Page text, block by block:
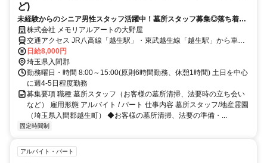
ど)
未経験からのシニア男性スタッフ活躍中！墓所スタッフ募集◎落ち着い
た環境でお仕事はじめませんか！
株式会社 メモリアルアートの大野屋
交通アクセス JR八高線「越生駅」・東武越生線「越生駅」から車で
約10分
日給8,000円
埼玉県入間郡
勤務曜日・時間 8:00～15:00(原則6時間勤務、休憩1時間) 土日を中心
に週4-5日程度勤務
募集要項 職種 墓所スタッフ（お客様の墓所清掃、法要時の立ち会い
など） 雇用形態 アルバイト / パート 仕事内容 墓所スタッフ/地産霊園
（埼玉県入間郡越生町） ◆お客様の墓所清掃、法要の準備・...
固定時間制
アルバイト・パート